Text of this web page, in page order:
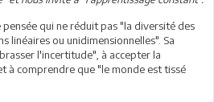
qui ne réduit pas "la diversité des
linéaires ou unidimensionnelles". Sa
l'incertitude", à accepter la
à comprendre que "le monde est tissé